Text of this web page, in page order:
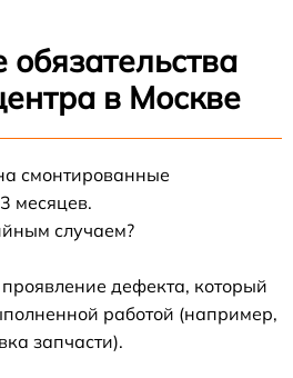
в Москве
смонтированные
месяцев.
случаем?
дефекта, который
работой (например,
запчасти).